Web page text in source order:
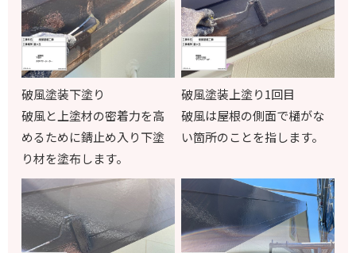
破風塗装下塗り
破風と上塗材の密着力を高
めるために錆止め入り下塗
り材を塗布します。
破風塗装上塗り1回目
破風は屋根の側面で樋がな
い箇所のことを指します。